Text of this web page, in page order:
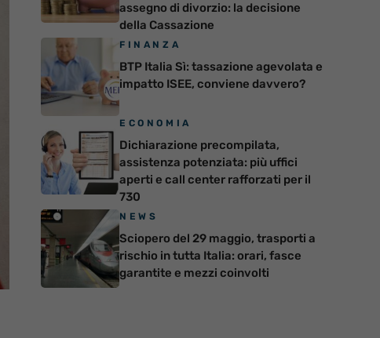
assegno di divorzio: la decisione
della Cassazione
FINANZA
BTP Italia Sì: tassazione agevolata e
impatto ISEE, conviene davvero?
ECONOMIA
Dichiarazione precompilata,
assistenza potenziata: più uffici
aperti e call center rafforzati per il
730
NEWS
Sciopero del 29 maggio, trasporti a
rischio in tutta Italia: orari, fasce
garantite e mezzi coinvolti